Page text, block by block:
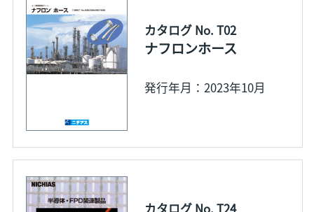
カタログ No. T02
ナフロンホース
発行年月：2023年10月
カタログ No. T24